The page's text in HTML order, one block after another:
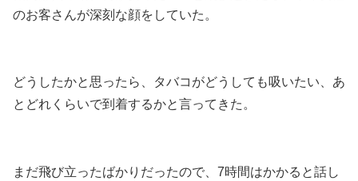
のお客さんが深刻な顔をしていた。
どうしたかと思ったら、タバコがどうしても吸いたい、あ
とどれくらいで到着するかと言ってきた。
まだ飛び立ったばかりだったので、7時間はかかると話し